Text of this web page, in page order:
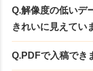
Q.解像度の低いデ
きれいに見えてい
Q.PDFで入稿でき